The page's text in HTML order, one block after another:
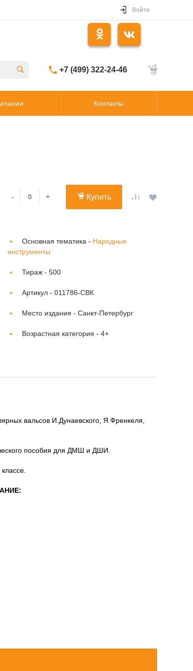
Войти
+7 (499) 322-24-46
Контакты
- + Купить
Основная тематика - Народные
инструменты
Тираж - 500
Артикул - 011786-СВК
Место издания - Санкт-Петербург
Возрастная категория - 4+
вальсов И.Дунаевского, Я.Френкеля,
пособия для ДМШ и ДШИ.